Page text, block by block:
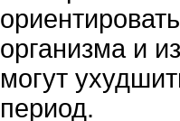
организма и
могут
период.